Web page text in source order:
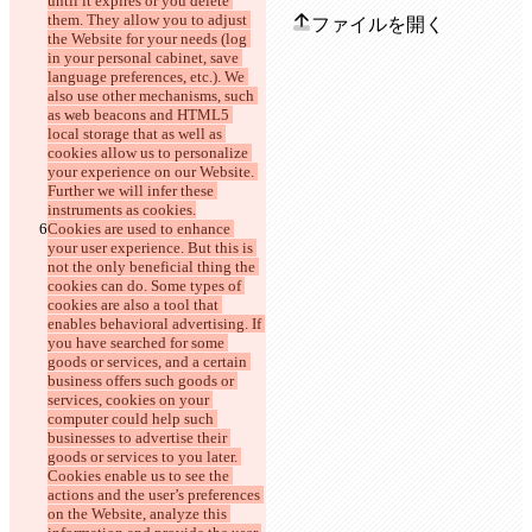
them. They allow you to adjust
the Website for your needs (log
in your personal cabinet, save
language preferences, etc.). We
also use other mechanisms, such
as web beacons and HTML5
local storage that as well as
cookies allow us to personalize
your experience on our Website.
Further we will infer these
instruments as cookies.
Cookies are used to enhance
your user experience. But this is
not the only beneficial thing the
cookies can do. Some types of
cookies are also a tool that
enables behavioral advertising. If
you have searched for some
goods or services, and a certain
business offers such goods or
services, cookies on your
computer could help such
businesses to advertise their
goods or services to you later.
Cookies enable us to see the
actions and the user’s preferences
on the Website, analyze this
ファイルを開く
違いを見つける
© 2026 Checker Software Inc.
お問い合わせ
CLI
規約
プライバシーポリシー
API
iManage
English
Deutsch
Español
Français
हिन्दी
Italiano
日本語
Português
简体中文
繁體中文
한국어